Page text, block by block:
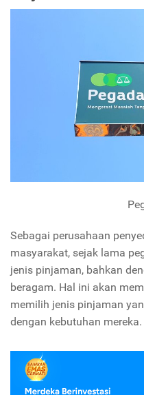
Sebagai perusahaan
masyarakat, sejak lama
jenis pinjaman, bahkan
beragam. Hal ini akan
memilih jenis pinjaman
dengan kebutuhan mereka.